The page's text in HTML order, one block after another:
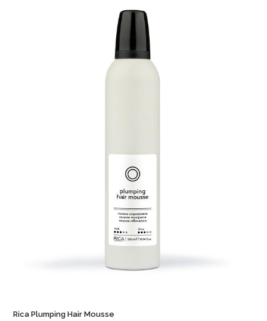
Rica Plumping Hair Mousse